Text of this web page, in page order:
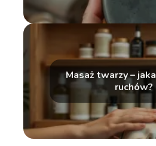
Masaż twarzy –
ruchów?